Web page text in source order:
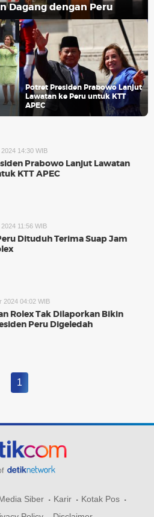
Dagang dengan Peru
Potret Presiden Prabowo Lanjut
Lawatan ke Peru untuk KTT
APEC
14:30 WIB
Prabowo Lanjut Lawatan
KTT APEC
11:56 WIB
Dituduh Terima Suap Jam
2024 04:02 WIB
Rolex Tak Dilaporkan Bikin
Peru Digeledah
1
Siber Karir
Kotak Pos